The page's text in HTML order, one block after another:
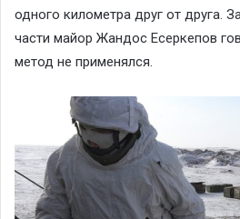
одного километра друг от друга.
части майор Жандос Есеркепов
метод не применялся.